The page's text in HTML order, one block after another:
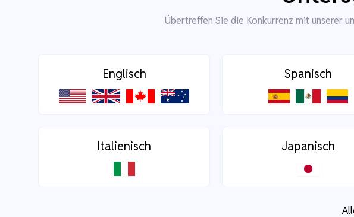
Übertreffen Sie die Konkurrenz mit unserer
Englisch Spanisch
Italienisch Japanisch